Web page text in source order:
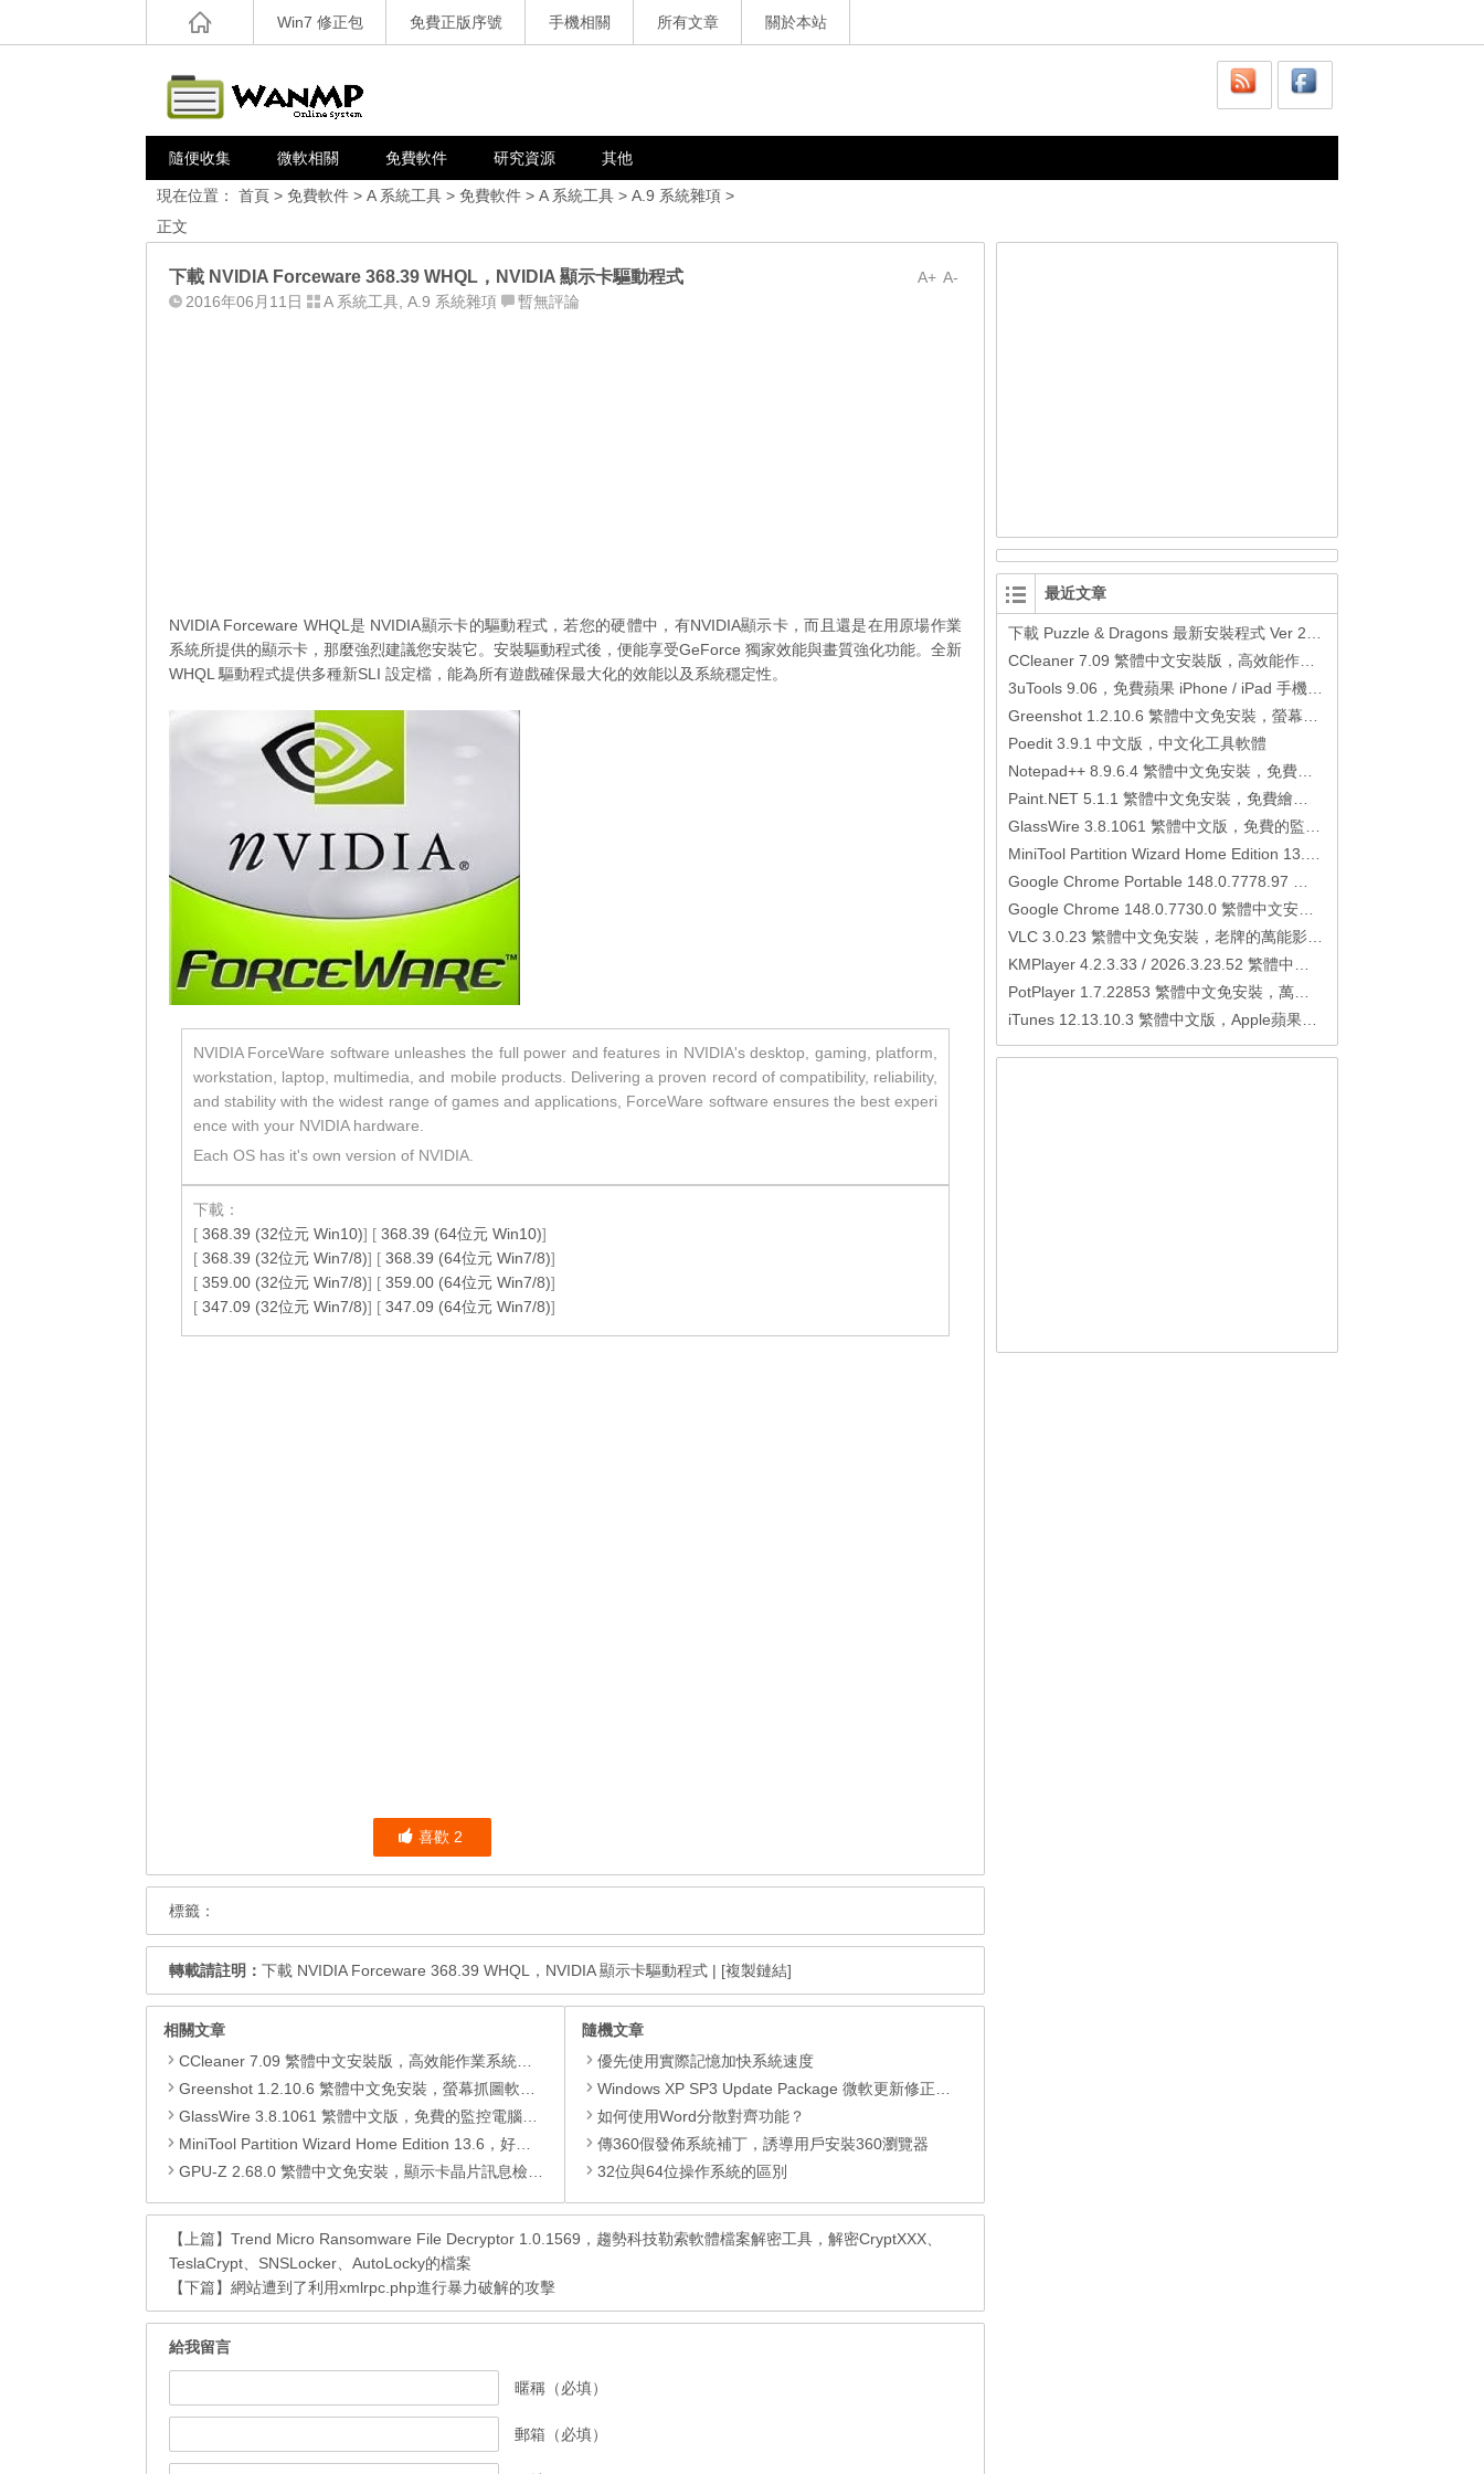
Win7 修正包 免費正版序號 手機相關 所有文章 關於本站
隨便收集 微軟相關 免費軟件 研究資源 其他
現在位置： 首頁 > 免費軟件 > A 系統工具 > 免費軟件 > A 系統工具 > A.9 系統雜項 >
正文
A-
A+
下載 NVIDIA Forceware 368.39 WHQL，NVIDIA 顯示卡驅動程式
2016年06月11日 A 系統工具 A.9 系統雜項 暫無評論
NVIDIA Forceware WHQL是 NVIDIA顯示卡的驅動程式，若您的硬體中，有NVIDIA顯示卡，而且還是在用原場作業
系統所提供的顯示卡，那麼強烈建議您安裝它。安裝驅動程式後，便能享受GeForce 獨家效能與畫質強化功能。全新
WHQL 驅動程式提供多種新SLI 設定檔，能為所有遊戲確保最大化的效能以及系統穩定性。
NVIDIA ForceWare software unleashes the full power and features in NVIDIA's desktop, gaming, platform,
workstation, laptop, multimedia, and mobile products. Delivering a proven record of compatibility, reliability,
and stability with the widest range of games and applications, ForceWare software ensures the best experi
ence with your NVIDIA hardware.
Each OS has it's own version of NVIDIA.
下載：
[368.39 (32位元 Win10)] [368.39 (64位元 Win10)]
[368.39 (32位元 Win7/8)] [368.39 (64位元 Win7/8)]
[359.00 (32位元 Win7/8)] [359.00 (64位元 Win7/8)]
[347.09 (32位元 Win7/8)] [347.09 (64位元 Win7/8)]
喜歡 2
標籤：
轉載請註明： 下載 NVIDIA Forceware 368.39 WHQL，NVIDIA 顯示卡驅動程式 | [複製鏈結]
相關文章
CCleaner 7.09 繁體中文安裝版，高效能作業系統清理軟體
Greenshot 1.2.10.6 繁體中文免安裝，螢幕抓圖軟體，1.3.315 安裝版
GlassWire 3.8.1061 繁體中文版，免費的監控電腦連線狀態、網路流量監控/統計工具
MiniTool Partition Wizard Home Edition 13.6，好用的磁碟分割工具
GPU-Z 2.68.0 繁體中文免安裝，顯示卡晶片訊息檢測軟體
隨機文章
優先使用實際記憶加快系統速度
Windows XP SP3 Update Package 微軟更新修正包 (2013.10月份)
如何使用Word分散對齊功能？
傳360假發佈系統補丁，誘導用戶安裝360瀏覽器
32位與64位操作系統的區別
【上篇】 Trend Micro Ransomware File Decryptor 1.0.1569，趨勢科技勒索軟體檔案解密工具，解密CryptXXX、
TeslaCrypt、SNSLocker、AutoLocky的檔案
【下篇】 網站遭到了利用xmlrpc.php進行暴力破解的攻擊
給我留言
暱稱（必填）
郵箱（必填）
最近文章
Poedit 3.9.1 中文版，中文化工具軟體